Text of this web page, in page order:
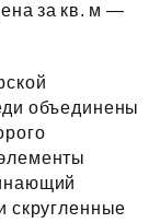
за кв. м —
объединены
скругленные